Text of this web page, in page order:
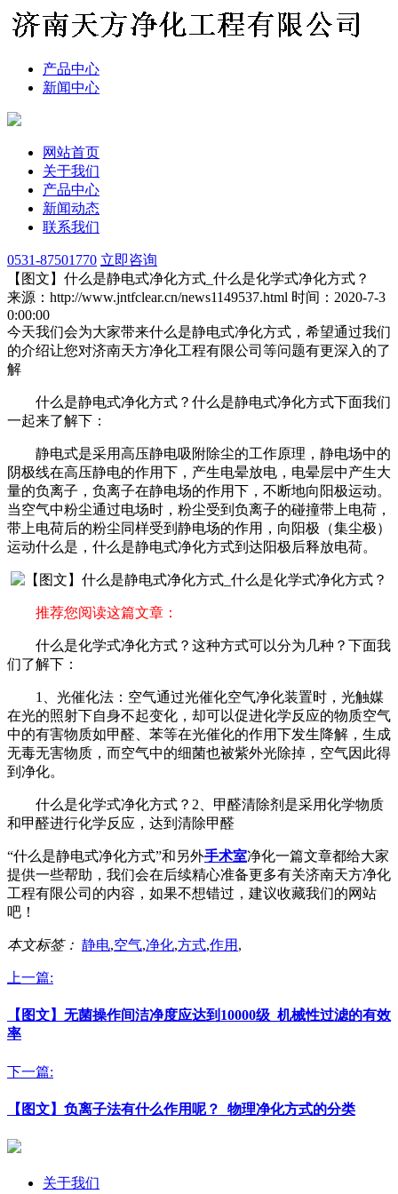
产品中心
新闻中心
网站首页
关于我们
产品中心
新闻动态
联系我们
0531-87501770 立即咨询
【图文】什么是静电式净化方式_什么是化学式净化方式？
来源：http://www.jntfclear.cn/news1149537.html 时间：2020-7-3
0:00:00
今天我们会为大家带来什么是静电式净化方式，希望通过我们
的介绍让您对济南天方净化工程有限公司等问题有更深入的了
解
什么是静电式净化方式？什么是静电式净化方式下面我们
一起来了解下：
静电式是采用高压静电吸附除尘的工作原理，静电场中的
阴极线在高压静电的作用下，产生电晕放电，电晕层中产生大
量的负离子，负离子在静电场的作用下，不断地向阳极运动。
当空气中粉尘通过电场时，粉尘受到负离子的碰撞带上电荷，
带上电荷后的粉尘同样受到静电场的作用，向阳极（集尘极）
运动什么是，什么是静电式净化方式到达阳极后释放电荷。
推荐您阅读这篇文章：
什么是化学式净化方式？这种方式可以分为几种？下面我
们了解下：
1、光催化法：空气通过光催化空气净化装置时，光触媒
在光的照射下自身不起变化，却可以促进化学反应的物质空气
中的有害物质如甲醛、苯等在光催化的作用下发生降解，生成
无毒无害物质，而空气中的细菌也被紫外光除掉，空气因此得
到净化。
什么是化学式净化方式？2、甲醛清除剂是采用化学物质
和甲醛进行化学反应，达到清除甲醛
“什么是静电式净化方式”和另外手术室净化一篇文章都给大家
提供一些帮助，我们会在后续精心准备更多有关济南天方净化
工程有限公司的内容，如果不想错过，建议收藏我们的网站
吧！
本文标签： 静电,空气,净化,方式,作用 ,
上一篇:
【图文】无菌操作间洁净度应达到10000级_机械性过滤的有效
率
下一篇:
【图文】负离子法有什么作用呢？_物理净化方式的分类
关于我们